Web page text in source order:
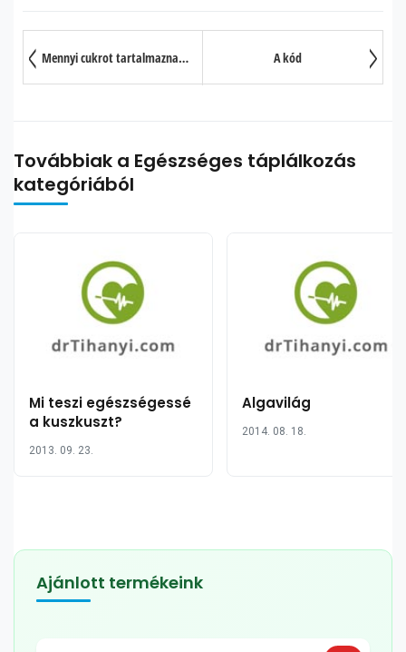
Mennyi cukrot tartalmaznak az általunk fogyasztott ételek? A kód
Továbbiak a Egészséges táplálkozás
kategóriából
Mi teszi egészségessé
a kuszkuszt?
2013. 09. 23.
Algavilág
2014. 08. 18.
Ajánlott termékeink